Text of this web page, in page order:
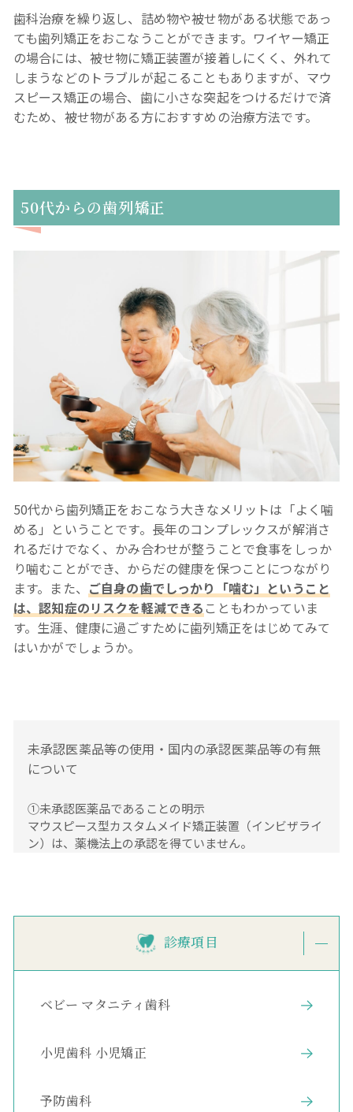
歯科治療を繰り返し、詰め物や被せ物がある状態であっ
ても歯列矯正をおこなうことができます。ワイヤー矯正
の場合には、被せ物に矯正装置が接着しにくく、外れて
しまうなどのトラブルが起こることもありますが、マウ
スピース矯正の場合、歯に小さな突起をつけるだけで済
むため、被せ物がある方におすすめの治療方法です。
50代からの歯列矯正
50代から歯列矯正をおこなう大きなメリットは「よく噛
める」ということです。長年のコンプレックスが解消さ
れるだけでなく、かみ合わせが整うことで食事をしっか
り噛むことができ、からだの健康を保つことにつながり
ます。また、 ご自身の歯でしっかり「噛む」ということ
は、認知症のリスクを軽減できる こともわかっていま
す。生涯、健康に過ごすために歯列矯正をはじめてみて
はいかがでしょうか。
未承認医薬品等の使用・国内の承認医薬品等の有無
について
①未承認医薬品であることの明示
マウスピース型カスタムメイド矯正装置（インビザライ
ン）は、薬機法上の承認を得ていません。
品であり、当院ではインビザライン・ジャパン株式会社
を通じて入手しています。
③国内の承認医薬品等の有無の明示
す。日本で医療機器としての矯正装置と認められるもの
は、次の２点を満たしたものです。
既製品の場合は、その装置が薬事承認されていること
ン）は米国食品医薬品局（FDA）の承認を得ており、現
診療項目
ベビー マタニティ歯科
小児歯科 小児矯正
予防歯科